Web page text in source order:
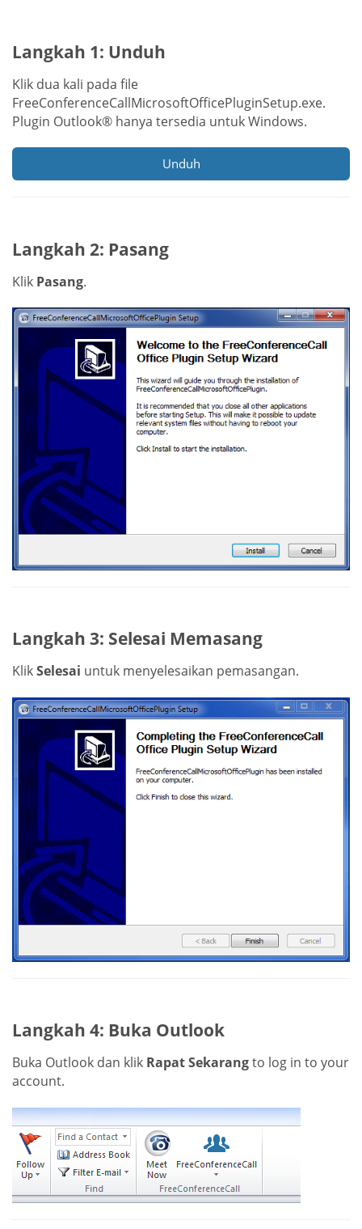
Langkah 1: Unduh
Klik dua kali pada file
FreeConferenceCallMicrosoftOfficePluginSetup.exe.
Plugin Outlook® hanya tersedia untuk Windows.
Unduh
Langkah 2: Pasang
Klik Pasang.
Langkah 3: Selesai Memasang
KlikSelesai untuk menyelesaikan pemasangan.
Langkah 4: Buka Outlook
Buka Outlook dan klik Rapat Sekarangto log in to your
account.